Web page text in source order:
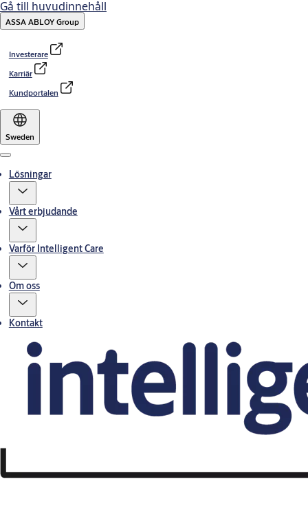
Gå till huvudinnehåll
ASSA ABLOY Group
Investerare
Karriär
Kundportalen
Sweden
Menu
Lösningar
Vårt erbjudande
Varför Intelligent Care
Om oss
Kontakt